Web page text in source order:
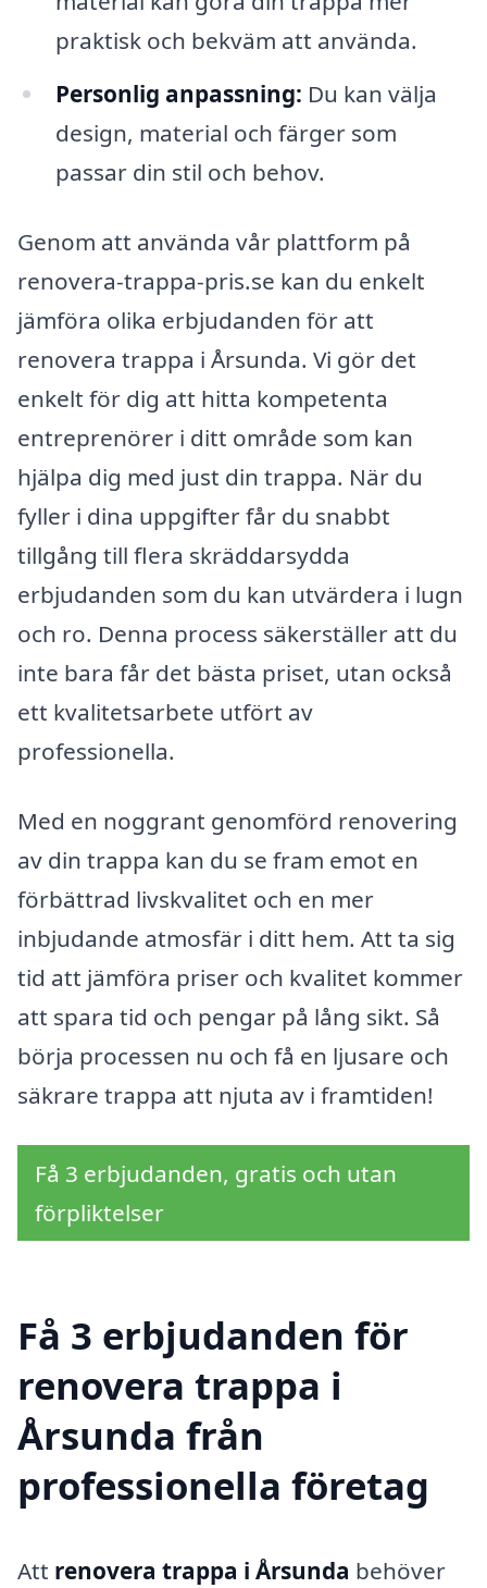
praktisk och bekväm att använda.
Personlig anpassning: Du kan välja
design, material och färger som
passar din stil och behov.
Genom att använda vår plattform på
renovera-trappa-pris.se kan du enkelt
jämföra olika erbjudanden för att
renovera trappa i Årsunda. Vi gör det
enkelt för dig att hitta kompetenta
entreprenörer i ditt område som kan
hjälpa dig med just din trappa. När du
fyller i dina uppgifter får du snabbt
tillgång till flera skräddarsydda
erbjudanden som du kan utvärdera i lugn
och ro. Denna process säkerställer att du
inte bara får det bästa priset, utan också
ett kvalitetsarbete utfört av
professionella.
Med en noggrant genomförd renovering
av din trappa kan du se fram emot en
förbättrad livskvalitet och en mer
inbjudande atmosfär i ditt hem. Att ta sig
tid att jämföra priser och kvalitet kommer
att spara tid och pengar på lång sikt. Så
börja processen nu och få en ljusare och
säkrare trappa att njuta av i framtiden!
Få 3 erbjudanden, gratis och utan
förpliktelser
Få 3 erbjudanden för
renovera trappa i
Årsunda från
professionella företag
Att renovera trappa i Årsunda behöver